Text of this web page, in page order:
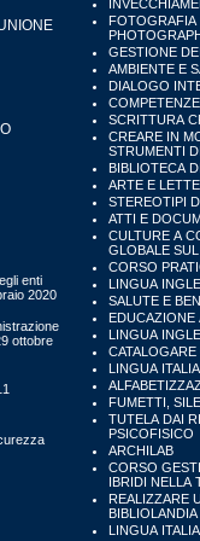
enti
2020
ottobre
FOTOGRAFIA
GESTIONE
AMBIENTE E
DIALOGO
SCRITTURA
CREARE IN
STRUMENTI
BIBLIOTECA
ARTE E
STEREOTIPI
ATTI E
CULTURE A
GLOBALE
CORSO
LINGUA
SALUTE E
EDUCAZIONE
LINGUA
LINGUA
FUMETTI,
TUTELA DAI
PSICOFISICO
ARCHILAB
CORSO
IBRIDI NELLA
REALIZZARE
BIBLIOLANDIA
LINGUA